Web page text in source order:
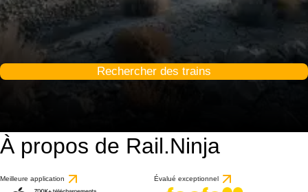
Rechercher des trains
À propos de Rail.Ninja
Meilleure application Évalué exceptionnel